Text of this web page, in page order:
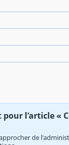
l'article «
de